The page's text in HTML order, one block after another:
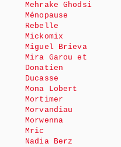
Mehrake Ghodsi
Ménopause
Rebelle
Mickomix
Miguel Brieva
Mira Garou et
Donatien
Ducasse
Mona Lobert
Mortimer
Morvandiau
Morwenna
Mric
Nadia Berz